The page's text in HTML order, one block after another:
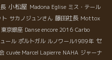
小松屋 Madona Eglise ミス・テール
サカノジュンさん 藤田社長 Mottox
東京銀座 Danse encore 2016 Carbo
ール ポルトガル ルノワール1989年 セ
cuvée Marcel Lapierre NAHA ジャーナ